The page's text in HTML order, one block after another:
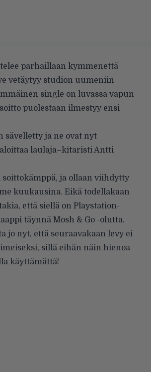
parhaillaan kymmenettä
vetäytyy studion uumeniin
single on luvassa vapun
puolestaan ilmestyy ensi
sävelletty ja ne ovat nyt
laulaja–kitaristi Antti
soittokämppä, ja ollaan viihdytty
kuukausina. Eikä todellakaan
että siellä on Playstation-
täynnä Mosh & Go -olutta.
jo nyt, että seuraavakaan levy ei
sillä eihän näin hienoa
käyttämättä!